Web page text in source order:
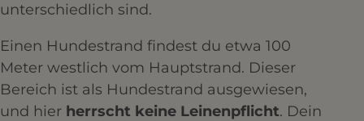
unterschiedlich sind.
Einen Hundestrand findest du etwa 100
Meter westlich vom Hauptstrand. Dieser
Bereich ist als Hundestrand ausgewiesen,
und hier herrscht keine Leinenpflicht. Dein